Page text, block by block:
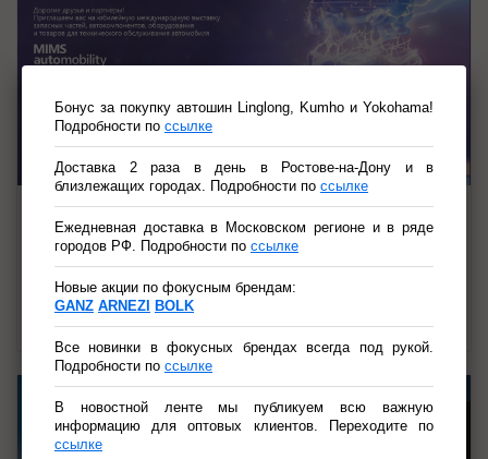
13.07.2026
MIMS Automobility 2026
GANZ и ARNEZI на MIMS Automobility 2026: новые
возможности для вашего автобизнеса в Санкт-
Бонус за покупку автошин Linglong, Kumho и Yokohama!
Подробности по ссылке
Доставка 2 раза в день в Ростове-на-Дону и в
близлежащих городах. Подробности по ссылке
Ежедневная доставка в Московском регионе и в ряде
городов РФ. Подробности по ссылке
Новые акции по фокусным брендам:
GANZ ARNEZI BOLK
Все новинки в фокусных брендах всегда под рукой.
Подробности по ссылке
В новостной ленте мы публикуем всю важную
информацию для оптовых клиентов. Переходите по
ссылке